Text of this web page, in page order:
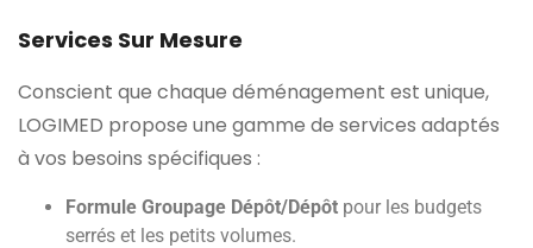
Services Sur Mesure
Conscient que chaque déménagement est unique,
LOGIMED propose une gamme de services adaptés
à vos besoins spécifiques :
Formule Groupage Dépôt/Dépôt pour les budgets
serrés et les petits volumes.